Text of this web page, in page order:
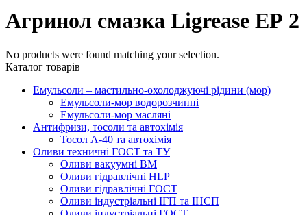
Агринол смазка Ligrease ЕР 2
No products were found matching your selection.
Каталог товарів
Емульсоли – мастильно-охолоджуючі рідини (мор)
Емульсоли-мор водорозчинні
Емульсоли-мор масляні
Антифризи, тосоли та автохімія
Тосол А-40 та автохімія
Оливи техничні ГОСТ та ТУ
Оливи вакуумні ВМ
Оливи гідравлічні HLP
Оливи гідравлічні ГОСТ
Оливи індустріальні ІГП та ІНСП